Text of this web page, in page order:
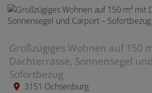
Großzügiges Wohnen auf 150
Dachterrasse, Sonnensegel
Sofortbezug
3151 Ochsenburg